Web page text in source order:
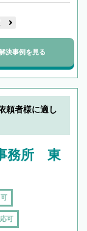
決事例を見る
頼者様に適し
務所 東
可